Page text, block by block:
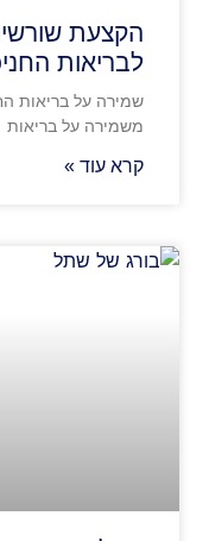
הקצעת
לבריאות
שמירה על בריאות
משמירה על בריאות
קרא עוד »